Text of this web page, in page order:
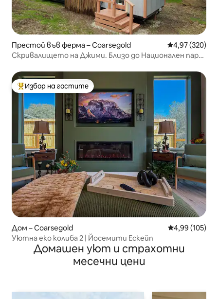
Престой във ферма – Coarsegold Средна
4,97 (320)
Скривалището на Джими. Близо до Национален парк
Най-популярен избор на гостите
Избор на гостите
Дом – Coarsegold Средна
4,99 (105)
Уютна еко колиба 2 | Йосемити Ескейп
Домашен уют и страхотни
месечни цени